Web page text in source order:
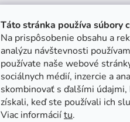
Táto stránka používa súbory
Na prispôsobenie obsahu a
analýzu návštevnosti
používate naše webové
sociálnych médií, inzercie a
skombinovať s ďalšími
získali, keď ste používali ich
Viac informáciítu.